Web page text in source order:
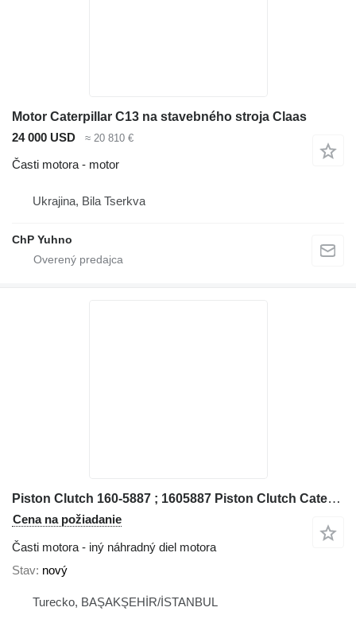
Motor Caterpillar C13 na stavebného stroja Claas
24 000 USD
≈ 20 810 €
Časti motora - motor
Ukrajina, Bila Tserkva
ChP Yuhno
Piston Clutch 160-5887 ; 1605887 Piston Clutch Caterpillar na stavebného stroja Caterpillar
Cena na požiadanie
Časti motora - iný náhradný diel motora
Stav nový
Turecko, BAŞAKŞEHİR/İSTANBUL